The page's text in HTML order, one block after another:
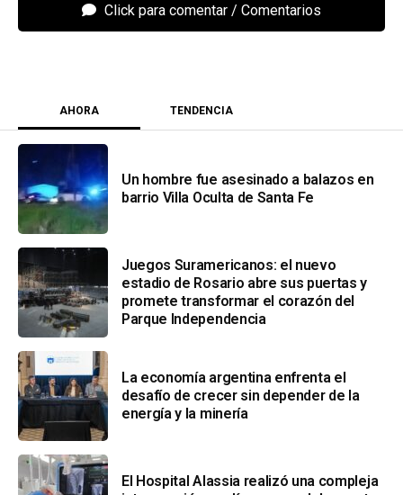
Click para comentar
AHORA TENDENCIA
Un hombre fue asesinado a balazos en
barrio Villa Oculta de Santa Fe
Juegos Suramericanos: el nuevo
estadio de Rosario abre sus puertas y
promete transformar el corazón del
Parque Independencia
La economía argentina enfrenta el
desafío de crecer sin depender de la
energía y la minería
El Hospital Alassia realizó una compleja